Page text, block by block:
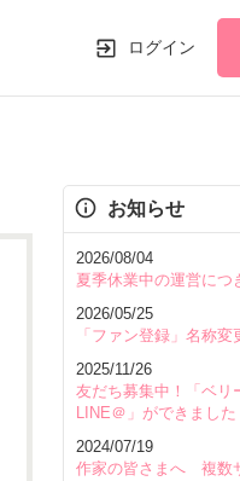
ログイン
お知らせ
2026/08/04
夏季休業中の運営につ
2026/05/25
「ファン登録」名称
2025/11/26
友だち募集中！「ベリ
LINE＠」ができました
2024/07/19
作家の皆さまへ 複数